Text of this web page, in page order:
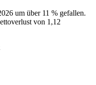
um über 11 % gefallen.
von 1,12